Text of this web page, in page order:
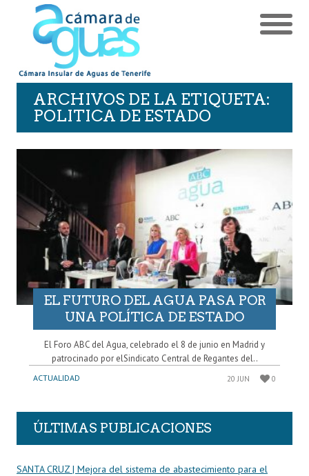
ARCHIVOS DE LA ETIQUETA:
POLITICA DE ESTADO
EL FUTURO DEL AGUA PASA POR
UNA POLÍTICA DE ESTADO
El Foro ABC del Agua, celebrado el 8 de junio en Madrid y
patrocinado por elSindicato Central de Regantes del..
ACTUALIDAD 20 JUN 0
ÚLTIMAS PUBLICACIONES
SANTA CRUZ | Mejora del sistema de abastecimiento para el